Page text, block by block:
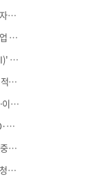
RNA 치료제 판 커진다…‘지속 발현·자가증폭·단백질 복원’ 경쟁
지놈앤컴퍼니,화장품-전자상거래 사업 진출
[영상] 한미사이언스, '아데시(ADESII)' 앞세워 더마 시장 판도 바꾼다
약평위, 혈우병 신약 '하임파지' 급여 적정성 인정…조건부 통과
듀피젠트·넴루비오 광고 공방 격화…이번엔 사노피가 일부 문구 변경
[기업분석] 디바이스 13개사 1Q R&D·해외매출 증가
EU서 맞춤조제 세마글루타이드 판매중단 판결
페니트리움바이오, 유상증자 구주주 청약률 91.03% 기록